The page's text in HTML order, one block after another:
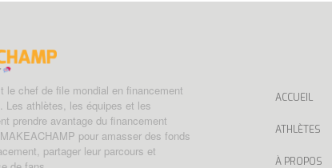
le chef de file mondial en financement
Les athlètes, les équipes et les
prendre avantage du financement
pour amasser des fonds
partager leur parcours et
ACCUEIL
ATHLÈTES
À PROPOS